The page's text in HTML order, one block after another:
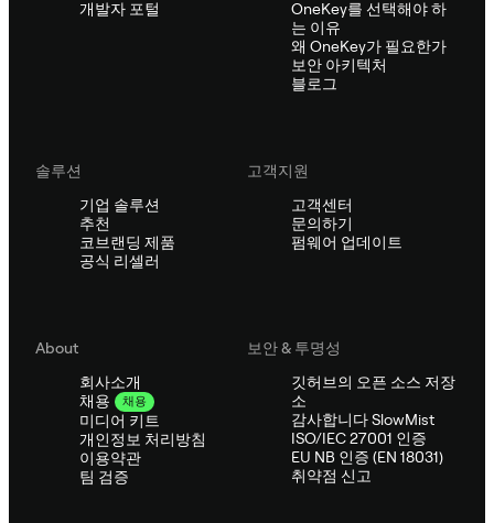
개발자 포털
OneKey를 선택해야 하
는 이유
왜 OneKey가 필요한가
보안 아키텍처
블로그
솔루션
기업 솔루션
추천
코브랜딩 제품
공식 리셀러
고객지원
고객센터
문의하기
펌웨어 업데이트
About
회사소개
채용
채용
미디어 키트
개인정보 처리방침
이용약관
팀 검증
보안 & 투명성
깃허브의 오픈 소스 저장
소
감사합니다 SlowMist
ISO/IEC 27001 인증
EU NB 인증 (EN 18031)
취약점 신고